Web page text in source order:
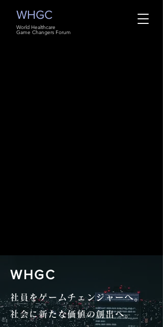
WHGC
World Healthcare
Game Changers Forum
WHGC
社員をゲームチェンジャーへ。
社会に新たな価値の創出へ。